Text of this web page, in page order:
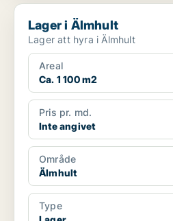
Lager i Älmhult
Lager i Älmhult
Lager att hyra i Älmhult
Areal
Ca. 1 100 m2
Pris pr. md.
Inte angivet
Område
Älmhult
Type